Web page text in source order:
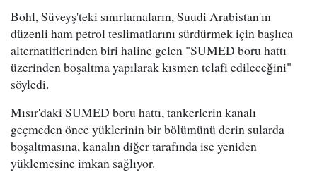
Bohl, Süveyş'teki sınırlamaların, Suudi Arabistan'ın
düzenli ham petrol teslimatlarını sürdürmek için başlıca
alternatiflerinden biri haline gelen "SUMED boru hattı
üzerinden boşaltma yapılarak kısmen telafi edileceğini"
söyledi.
Mısır'daki SUMED boru hattı, tankerlerin kanalı
geçmeden önce yüklerinin bir bölümünü derin sularda
boşaltmasına, kanalın diğer tarafında ise yeniden
yüklemesine imkan sağlıyor.